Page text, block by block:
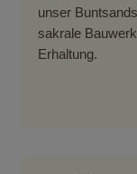
unser
sakrale
Erhaltung.